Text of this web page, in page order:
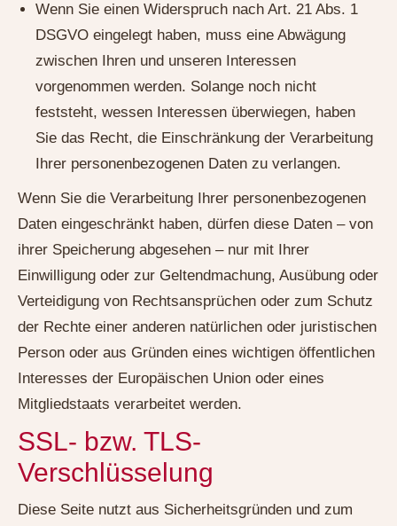
Wenn Sie einen Widerspruch nach Art. 21 Abs. 1
DSGVO eingelegt haben, muss eine Abwägung
zwischen Ihren und unseren Interessen
vorgenommen werden. Solange noch nicht
feststeht, wessen Interessen überwiegen, haben
Sie das Recht, die Einschränkung der Verarbeitung
Ihrer personenbezogenen Daten zu verlangen.
Wenn Sie die Verarbeitung Ihrer personenbezogenen
Daten eingeschränkt haben, dürfen diese Daten – von
ihrer Speicherung abgesehen – nur mit Ihrer
Einwilligung oder zur Geltendmachung, Ausübung oder
Verteidigung von Rechtsansprüchen oder zum Schutz
der Rechte einer anderen natürlichen oder juristischen
Person oder aus Gründen eines wichtigen öffentlichen
Interesses der Europäischen Union oder eines
Mitgliedstaats verarbeitet werden.
SSL- bzw. TLS-
Verschlüsselung
Diese Seite nutzt aus Sicherheitsgründen und zum